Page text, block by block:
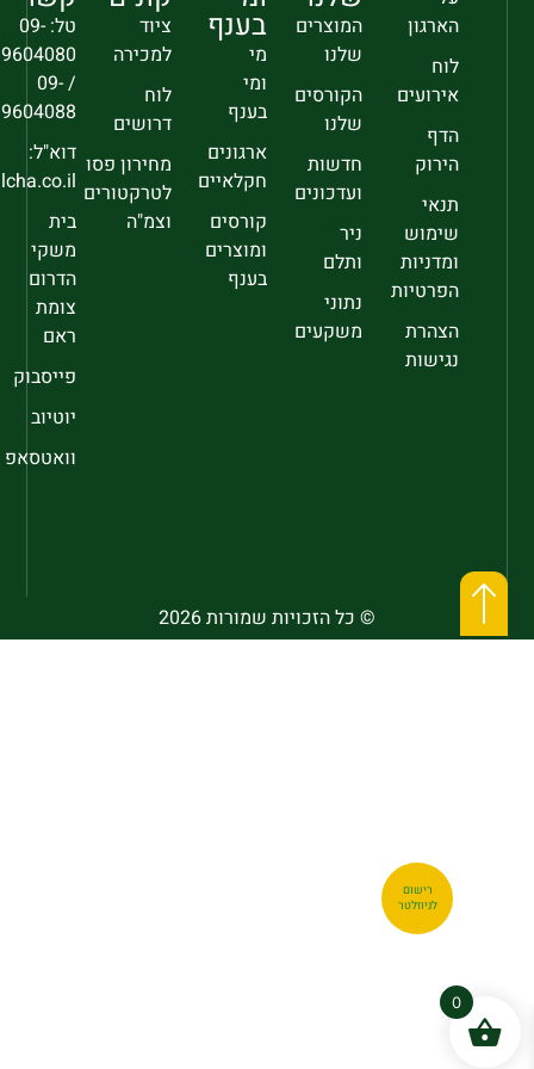
הפרטיות
המוצרים
הקורסים
חדשות
ועדכונים
ניר
ותלם
נתוני
משקעים
בענף
מי
ומי
בענף
ארגונים
חקלאיים
ומוצרים
ציוד
דרושים
מחירון פסו
לטרקטורים
וצמ"ה
9604080
9604088
דוא"ל:
sec@falcha.co.il
בית
וואטסאפ
© כל הזכויות שמורות 2026